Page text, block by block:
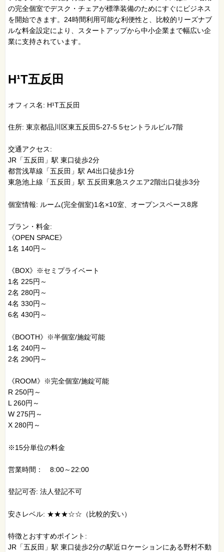
の完全個室でデスク・チェアが標準装備のためにすぐにビジネス
を開始できます。24時間利用可能な利便性と、比較的リーズナブ
ルな料金設定により、スタートアップから中小企業まで幅広い企
業に支持されています。
H¹T五反田
オフィス名: H¹T五反田
住所: 東京都品川区東五反田5-27-5 5セントラルビル7階
交通アクセス:
JR「五反田」駅 東口徒歩2分
都営浅草線「五反田」駅 A4出口徒歩1分
東急池上線「五反田」駅 五反田東急スクエア2階出口徒歩3分
個室情報: ルーム(完全個室)1名×10室、オープンスペース8席
プラン・料金:
《OPEN SPACE》
1名 140円～
《BOX》※セミプライベート
1名 225円～
2名 280円～
4名 330円～
6名 430円～
《BOOTH》※半個室/施錠可能
1名 240円～
2名 290円～
《ROOM》※完全個室/施錠可能
R 250円～
L 260円～
W 275円～
X 280円～
※15分単位の料金
営業時間： 8:00～22:00
登記可否: 法人登記不可
安さレベル: ★★★☆☆（比較的安い）
特徴とおすすめポイント:
JR「五反田」駅 東口徒歩2分の駅近ロケーションにある野村不動